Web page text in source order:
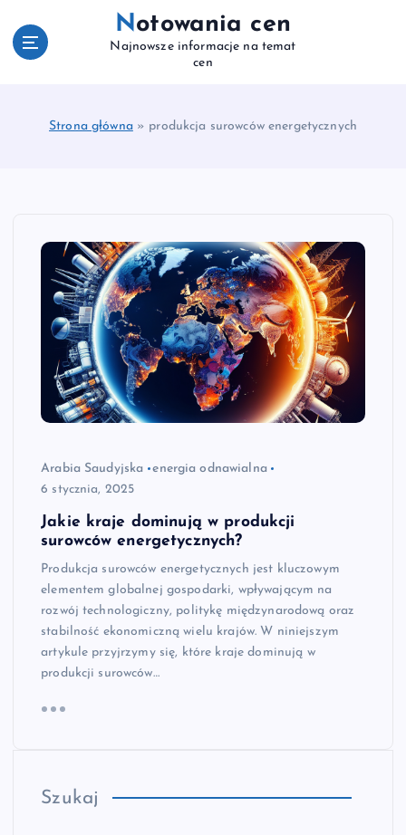
Notowania cen
Najnowsze informacje na temat
cen
Strona główna» produkcja surowców energetycznych
Arabia Saudyjska
energia odnawialna
6 stycznia, 2025
Jakie kraje dominują w produkcji
surowców energetycznych?
Produkcja surowców energetycznych jest kluczowym
elementem globalnej gospodarki, wpływającym na
rozwój technologiczny, politykę międzynarodową oraz
stabilność ekonomiczną wielu krajów. W niniejszym
artykule przyjrzymy się, które kraje dominują w
produkcji surowców…
Szukaj